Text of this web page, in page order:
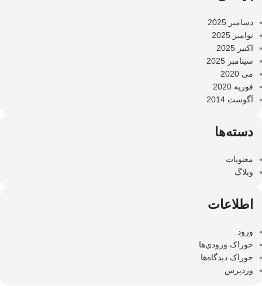
دسامبر 2025
نوامبر 2025
اکتبر 2025
سپتامبر 2025
می 2020
فوریه 2020
آگوست 2014
دسته‌ها
معنویات
وبلاگ
اطلاعات
ورود
خوراک ورودی‌ها
خوراک دیدگاه‌ها
وردپرس